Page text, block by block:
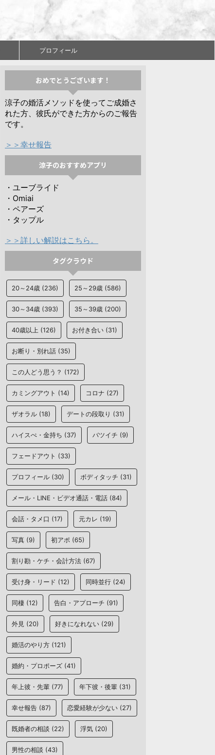
プロフィール
おめでとうございます！
涼子の婚活メソッドを使ってご成婚さ
れた方、彼氏ができた方からのご報告
です。
＞＞幸せ報告
涼子のおすすめアプリ
・ユーブライド
・Omiai
・ペアーズ
・タップル
＞＞詳しい解説はこちら。
タグクラウド
20～24歳 (236) 25～29歳 (586)
30～34歳 (393) 35～39歳 (200)
40歳以上 (126) お付き合い (31)
お断り・別れ話 (35)
この人どう思う？ (172)
カミングアウト (14) コロナ (27)
ザオラル (18) デートの段取り (31)
ハイスぺ・金持ち (37) バツイチ (9)
フェードアウト (33)
プロフィール (30) ボディタッチ (31)
メール・LINE・ビデオ通話・電話 (84)
会話・タメ口 (17) 元カレ (19)
写真 (9) 初アポ (65)
割り勘・ケチ・会計方法 (67)
受け身・リード (12) 同時並行 (24)
同棲 (12) 告白・アプローチ (91)
外見 (20) 好きになれない (29)
婚活のやり方 (121)
婚約・プロポーズ (41)
年上彼・先輩 (77) 年下彼・後輩 (31)
幸せ報告 (87) 恋愛経験が少ない (27)
既婚者の相談 (22) 浮気 (20)
男性の相談 (43)